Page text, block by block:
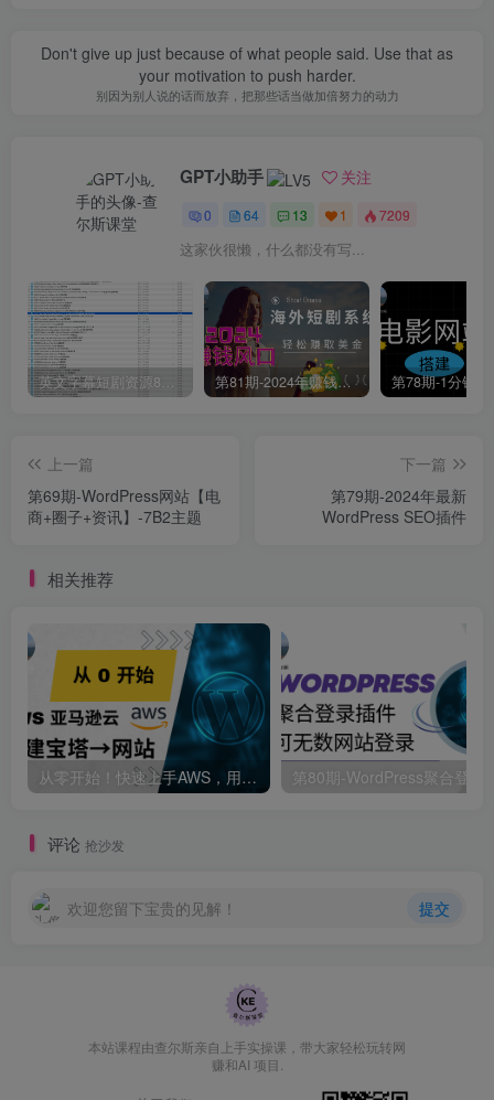
Don't give up just because of what people said. Use that as
your motivation to push harder.
别因为别人说的话而放弃，把那些话当做加倍努力的动力
GPT小助手 关注
0 64 13 1 7209
这家伙很懒，什么都没有写...
第81期-2024年赚钱风口-用海外短剧系统轻松赚取美金
上一篇
第69期-WordPress网站【电
商+圈子+资讯】-7B2主题
下一篇
第79期-2024年最新
WordPress SEO插件
相关推荐
从零开始！快速上手AWS，用宝塔轻松搭建你的网站
评论 抢沙发
欢迎您留下宝贵的见解！ 提交
本站课程由查尔斯亲自上手实操课，带大家轻松玩转网
赚和AI 项目.